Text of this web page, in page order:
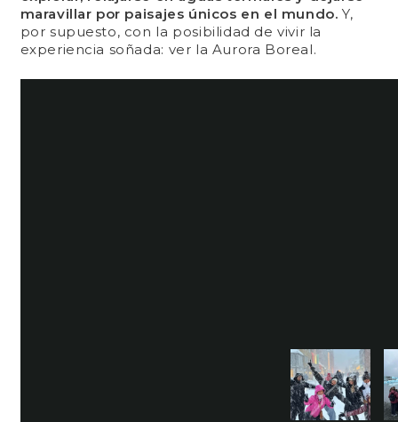
maravillar por paisajes únicos en el mundo. Y,
por supuesto, con la posibilidad de vivir la
experiencia soñada: ver la Aurora Boreal.